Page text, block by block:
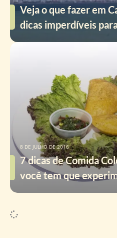
Veja o que fazer em
dicas imperdíveis
7 dicas de Comida
você tem que
8 DE JULHO DE 2016